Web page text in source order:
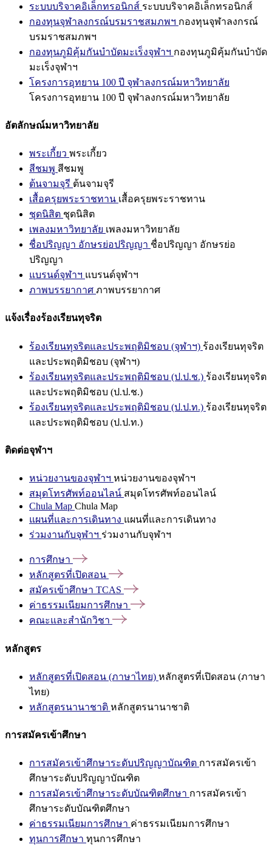
ระบบบริจาคอิเล็กทรอนิกส์ ระบบบริจาคอิเล็กทรอนิกส์
กองทุนจุฬาลงกรณ์บรมราชสมภพฯ กองทุนจุฬาลงกรณ์
บรมราชสมภพฯ
กองทุนภูมิคุ้มกันบำบัดมะเร็งจุฬาฯ กองทุนภูมิคุ้มกันบำบัด
มะเร็งจุฬาฯ
โครงการอุทยาน 100 ปี จุฬาลงกรณ์มหาวิทยาลัย
โครงการอุทยาน 100 ปี จุฬาลงกรณ์มหาวิทยาลัย
อัตลักษณ์มหาวิทยาลัย
พระเกี้ยว พระเกี้ยว
สีชมพู สีชมพู
ต้นจามจุรี ต้นจามจุรี
เสื้อครุยพระราชทาน เสื้อครุยพระราชทาน
ชุดนิสิต ชุดนิสิต
เพลงมหาวิทยาลัย เพลงมหาวิทยาลัย
ชื่อปริญญา อักษรย่อปริญญา ชื่อปริญญา อักษรย่อ
ปริญญา
แบรนด์จุฬาฯ แบรนด์จุฬาฯ
ภาพบรรยากาศ ภาพบรรยากาศ
แจ้งเรื่องร้องเรียนทุจริต
ร้องเรียนทุจริตและประพฤติมิชอบ (จุฬาฯ) ร้องเรียนทุจริต
และประพฤติมิชอบ (จุฬาฯ)
ร้องเรียนทุจริตและประพฤติมิชอบ (ป.ป.ช.) ร้องเรียนทุจริต
และประพฤติมิชอบ (ป.ป.ช.)
ร้องเรียนทุจริตและประพฤติมิชอบ (ป.ป.ท.) ร้องเรียนทุจริต
และประพฤติมิชอบ (ป.ป.ท.)
ติดต่อจุฬาฯ
หน่วยงานของจุฬาฯ หน่วยงานของจุฬาฯ
สมุดโทรศัพท์ออนไลน์ สมุดโทรศัพท์ออนไลน์
Chula Map Chula Map
แผนที่และการเดินทาง แผนที่และการเดินทาง
ร่วมงานกับจุฬาฯ ร่วมงานกับจุฬาฯ
การศึกษา
หลักสูตรที่เปิดสอน
สมัครเข้าศึกษา TCAS
ค่าธรรมเนียมการศึกษา
คณะและสำนักวิชา
หลักสูตร
หลักสูตรที่เปิดสอน (ภาษาไทย) หลักสูตรที่เปิดสอน (ภาษา
ไทย)
หลักสูตรนานาชาติ หลักสูตรนานาชาติ
การสมัครเข้าศึกษา
การสมัครเข้าศึกษาระดับปริญญาบัณฑิต การสมัครเข้า
ศึกษาระดับปริญญาบัณฑิต
การสมัครเข้าศึกษาระดับบัณฑิตศึกษา การสมัครเข้า
ศึกษาระดับบัณฑิตศึกษา
ค่าธรรมเนียมการศึกษา ค่าธรรมเนียมการศึกษา
ทุนการศึกษา ทุนการศึกษา